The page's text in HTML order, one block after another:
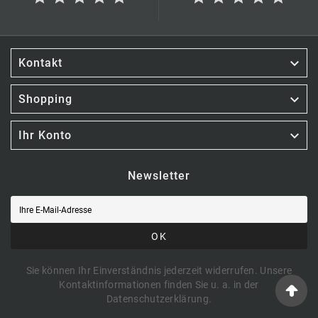
Kontakt 
Shopping 
Ihr Konto 
Newsletter
OK
Sie können Ihr Einverständnis jederzeit widerrufen. Unsere
Kontaktinformationen finden Sie u. a. in der
Datenschutzerklärung.